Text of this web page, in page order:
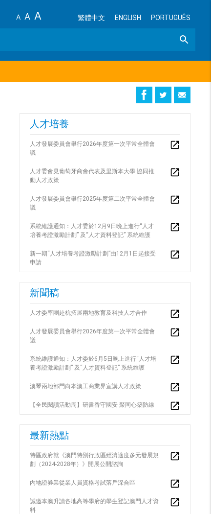
A A A 繁體中文 ENGLISH PORTUGUÊS
人才培養
人才發展委員會舉行2026年度第一次平常全體會
議
人才委會見葡萄牙商會代表及里斯本大學 協同推
動人才政策
人才發展委員會舉行2025年度第二次平常全體會
議
系統維護通知：人才委於12月9日晚上進行“人才
培養考證激勵計劃” 及“人才資料登記” 系統維護
新一期“人才培養考證激勵計劃”由12月1日起接受
申請
新聞稿
人才委率團赴杭拓展兩地教育及科技人才合作
人才發展委員會舉行2026年度第一次平常全體會
議
系統維護通知：人才委於6月5日晚上進行“人才培
養考證激勵計劃” 及“人才資料登記” 系統維護
澳琴兩地部門向本澳工商業界宣講人才政策
【全民閱讀活動周】研書香守國安 聚同心築防線
最新熱點
特區政府就《澳門特別行政區經濟適度多元發展規
劃（2024-2028年）》開展公開諮詢
內地證券業從業人員資格考試落戶深合區
誠邀本澳升讀各地高等學府的學生登記澳門人才資
料